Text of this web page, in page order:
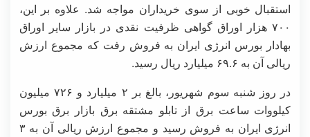
استقبال خوبی از سوی خریداران مواجه شد. علاوه بر این،
۷۰۰ هزار اوراق گواهی ظرفیت نقدی در بازار سایر اوراق
بهادار بورس انرژی ایران به فروش رفت که مجموع ارزش
ریالی آن به ۶۹.۶ میلیارد ریال رسید.
در روز شنبه سوم شهریور، بالغ بر ۲ میلیارد و ۷۲۶ میلیون
کیلووات ساعت برق از تابلو مشتقه برق بازار برق بورس
انرژی ایران به فروش رسید و مجموع ارزش ریالی آن به ۳